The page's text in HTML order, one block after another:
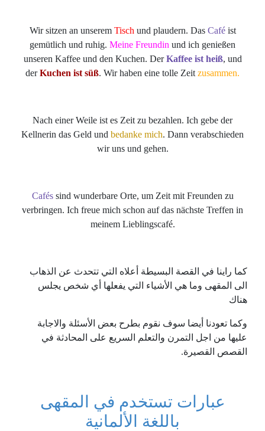
Wir sitzen an unserem Tisch und plaudern. Das Café ist
gemütlich und ruhig. Meine Freundin und ich genießen
unseren Kaffee und den Kuchen. DerKaffee ist heiß, und
derKuchen ist süß. Wir haben eine tolle Zeit zusammen.
Nach einer Weile ist es Zeit zu bezahlen. Ich gebe der
Kellnerin das Geld und bedanke mich. Dann verabschieden
wir uns und gehen.
Caféssind wunderbare Orte, um Zeit mit Freunden zu
verbringen. Ich freue mich schon auf das nächste Treffen in
meinem Lieblingscafé.
كما راينا في القصة البسيطة أعلاه التي تتحدث عن الذهاب
الى المقهى وما هي الأشياء التي يفعلها أي شخص يجلس
هناك
وكما تعودنا أيضا سوف نقوم بطرح بعض الأسئلة والاجابة
عليها من اجل التمرن والتعلم السريع على المحادثة في
القصص القصيرة.
عبارات تستخدم في المقهى
باللغة
الألمانية